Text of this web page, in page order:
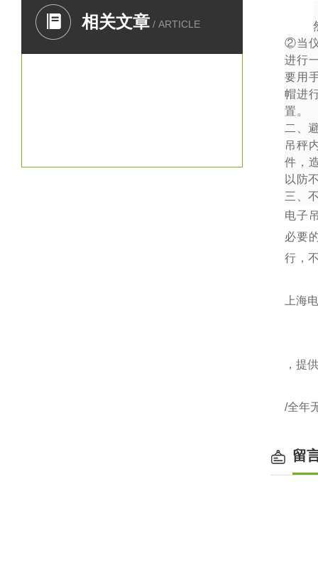
相关文章 / ARTICLE
②当
进行
要用
帽进
置。
二、
吊秤
件，
以防
三、
电子
必要
行，
上海
，提
/全年
留